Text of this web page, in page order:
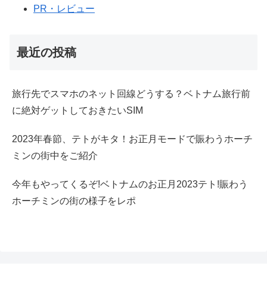
PR・レビュー
最近の投稿
旅行先でスマホのネット回線どうする？ベトナム旅行前
に絶対ゲットしておきたいSIM
2023年春節、テトがキタ！お正月モードで賑わうホーチ
ミンの街中をご紹介
今年もやってくるぞ!ベトナムのお正月2023テト!賑わう
ホーチミンの街の様子をレポ